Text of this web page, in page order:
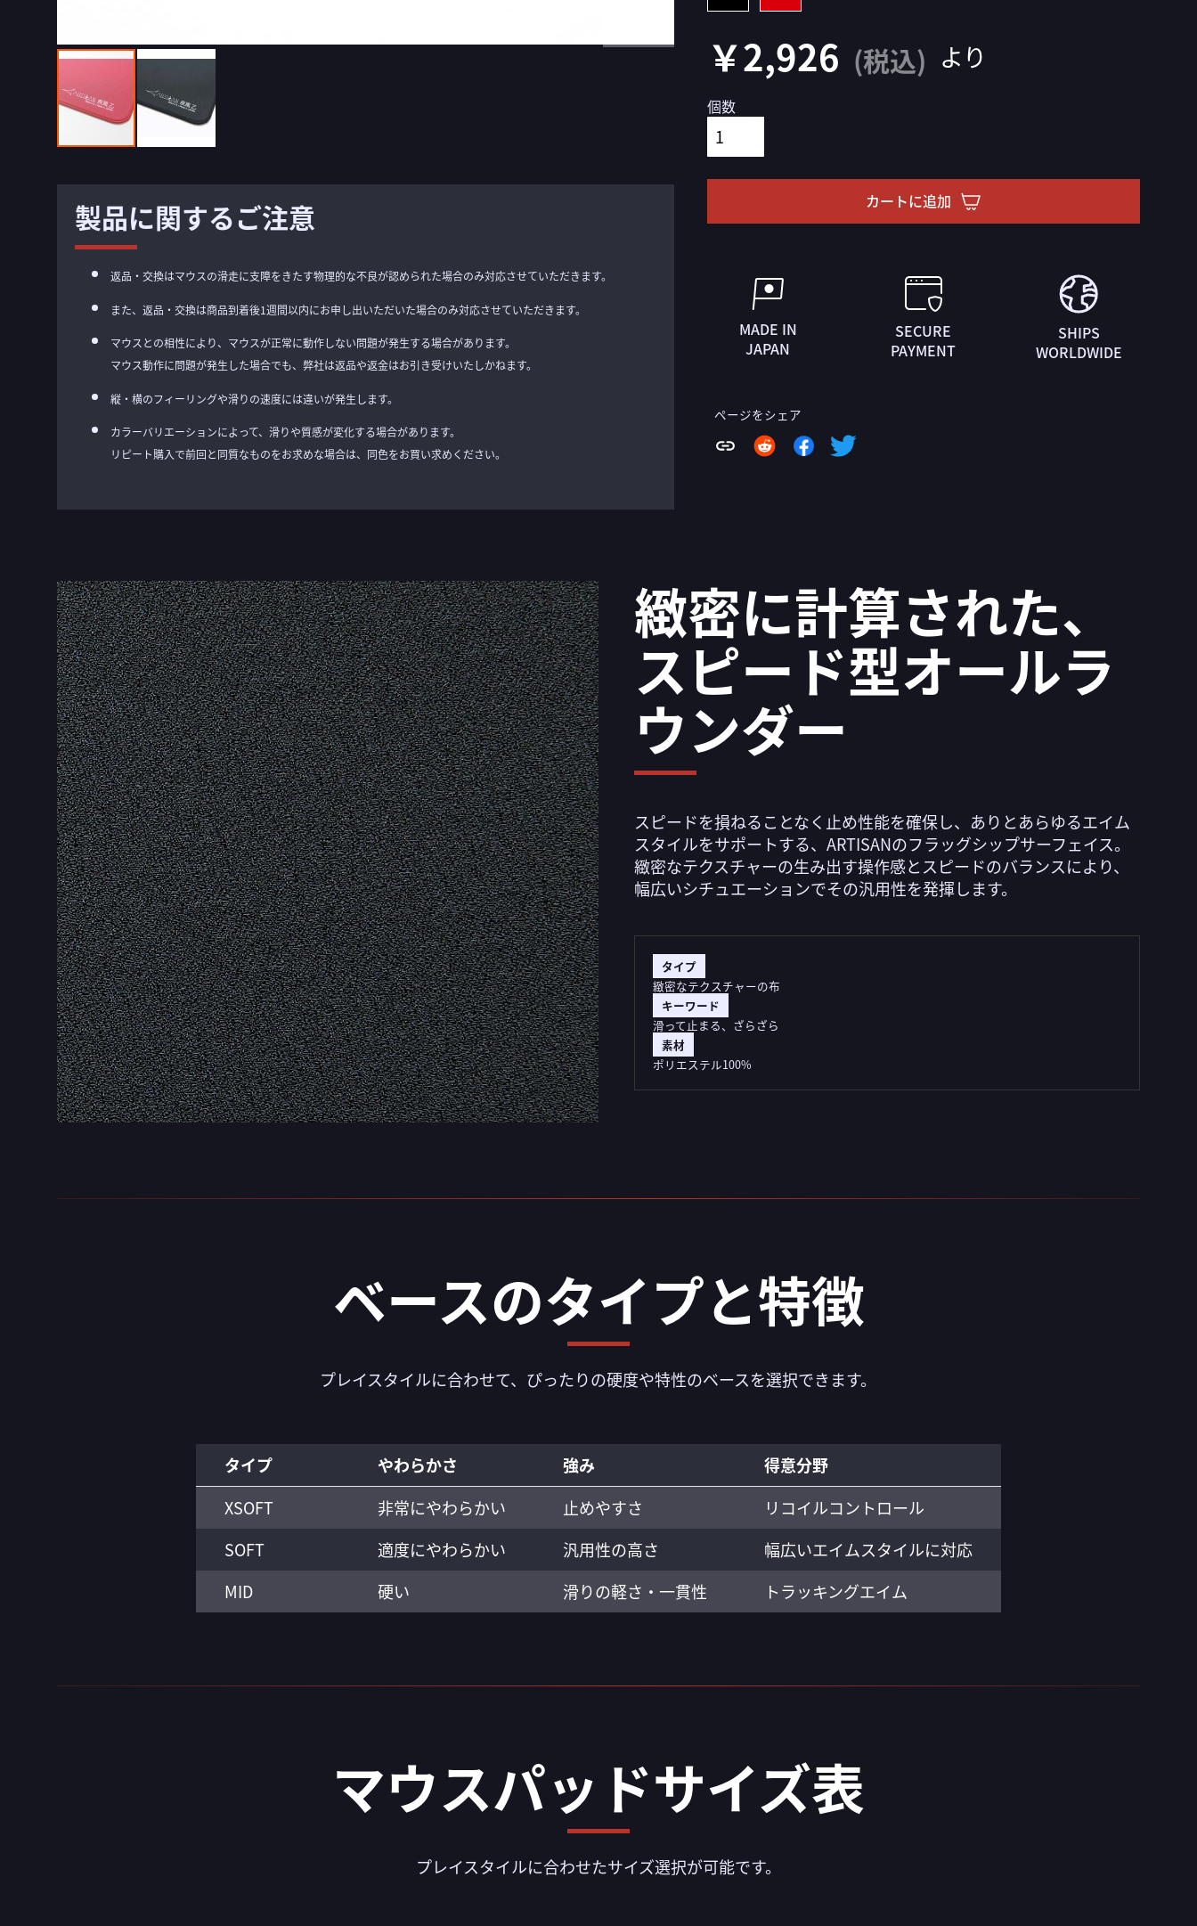
メ
る
製品に関するご注意
返品・交換はマウスの滑走に支障をきたす物理的な不良が認められた場合のみ対応させていただきます。
また、返品・交換は商品到着後1週間以内にお申し出いただいた場合のみ対応させていただきます。
マウスとの相性により、マウスが正常に動作しない問題が発生する場合があります。
マウス動作に問題が発生した場合でも、弊社は返品や返金はお引き受けいたしかねます。
縦・横のフィーリングや滑りの速度には違いが発生します。
カラーバリエーションによって、滑りや質感が変化する場合があります。
リピート購入で前回と同質なものをお求めな場合は、同色をお買い求めください。
より
￥2,926
個数
カートに追加
MADE IN
JAPAN
SECURE
PAYMENT
SHIPS
WORLDWIDE
ページをシェア
緻密に計算された、
スピード型オールラ
ウンダー
スピードを損ねることなく止め性能を確保し、ありとあらゆるエイム
スタイルをサポートする、ARTISANのフラッグシップサーフェイス。
緻密なテクスチャーの生み出す操作感とスピードのバランスにより、
幅広いシチュエーションでその汎用性を発揮します。
タイプ
緻密なテクスチャーの布
キーワード
滑って止まる、ざらざら
素材
ポリエステル100%
ベースのタイプと特徴
プレイスタイルに合わせて、ぴったりの硬度や特性のベースを選択できます。
タイプ やわらかさ 強み
得意分野
XSOFT
非常にやわらかい 止めやすさ
リコイルコントロール
SOFT
適度にやわらかい 汎用性の高さ
幅広いエイムスタイルに対応
MID
硬い 滑りの軽さ・一貫性 トラッキングエイム
マウスパッドサイズ表
プレイスタイルに合わせたサイズ選択が可能です。